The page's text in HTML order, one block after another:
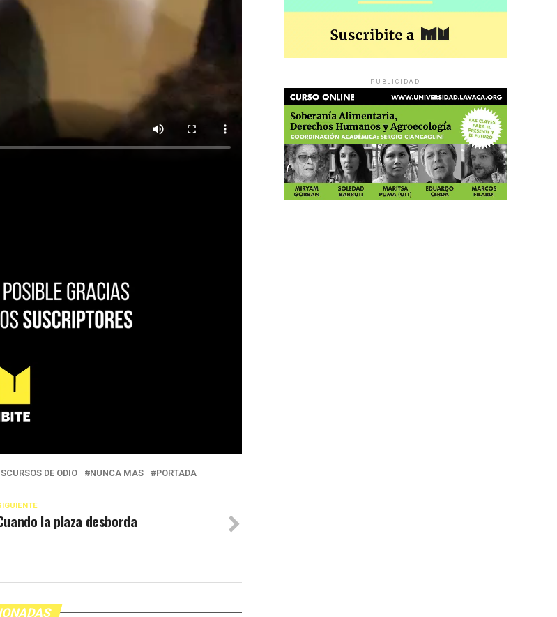
DE ODIO NUNCA MAS PORTADA
la plaza desborda
PUBLICIDAD